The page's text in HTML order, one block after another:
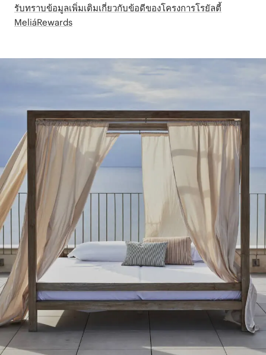
รับทราบข้อมูลเพิ่มเติมเกี่ยวกับข้อดีของโครงการโรยัลตี้
MeliáRewards